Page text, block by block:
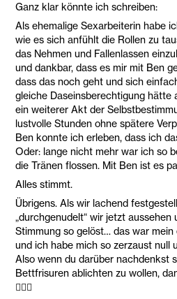
Ganz klar könnte ich schreiben:
Als ehemalige Sexarbeiterin habe
wie es sich anfühlt die Rollen zu
das Nehmen und Fallenlassen
und dankbar, dass es mir mit Ben
dass das noch geht und sich
gleiche Daseinsberechtigung hätte
ein weiterer Akt der
lustvolle Stunden ohne spätere
Ben konnte ich erleben, dass ich
Oder: lange nicht mehr war ich so
die Tränen flossen. Mit Ben ist es
Alles stimmt.
Übrigens. Als wir lachend
„durchgenudelt“ wir jetzt
Stimmung so gelöst… das war
und ich habe mich so zerzaust null
Also wenn du darüber nachdenkst
Bettfrisuren ablichten zu wollen,
💁🏼‍♀️